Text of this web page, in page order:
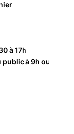
à 17h
à 9h ou